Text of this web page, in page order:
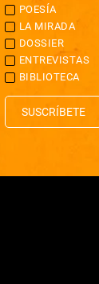
POESÍA
LA MIRADA
DOSSIER
ENTREVISTAS
BIBLIOTECA
SUSCRÍBETE